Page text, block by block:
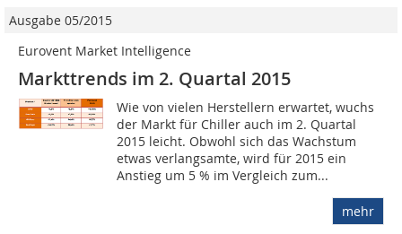
Ausgabe 05/2015
Eurovent Market Intelligence
Markttrends im 2. Quartal 2015
Wie von vielen Herstellern erwartet, wuchs
der Markt für Chiller auch im 2. Quartal
2015 leicht. Obwohl sich das Wachstum
etwas verlangsamte, wird für 2015 ein
Anstieg um 5 % im Vergleich zum...
mehr